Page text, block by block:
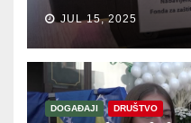
JUL 15, 2025
DOGAĐAJI DRUŠTVO